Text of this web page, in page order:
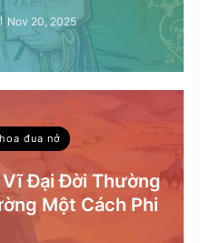
Nov 20, 2025
đua nở
Đại Đời Thường
Một Cách Phi